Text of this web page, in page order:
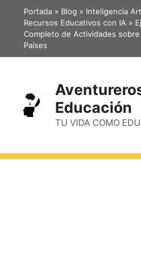
Portada » Blog » Inteligencia
Recursos Educativos con IA »
Completo de Actividades
Países
Educación
TU VIDA COMO